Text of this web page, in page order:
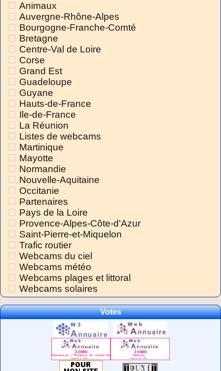
Animaux
Auvergne-Rhône-Alpes
Bourgogne-Franche-Comté
Bretagne
Centre-Val de Loire
Corse
Grand Est
Guadeloupe
Guyane
Hauts-de-France
Ile-de-France
La Réunion
Listes de webcams
Martinique
Mayotte
Normandie
Nouvelle-Aquitaine
Occitanie
Partenaires
Pays de la Loire
Provence-Alpes-Côte-d'Azur
Saint-Pierre-et-Miquelon
Trafic routier
Webcams du ciel
Webcams météo
Webcams plages et littoral
Webcams solaires
Votes